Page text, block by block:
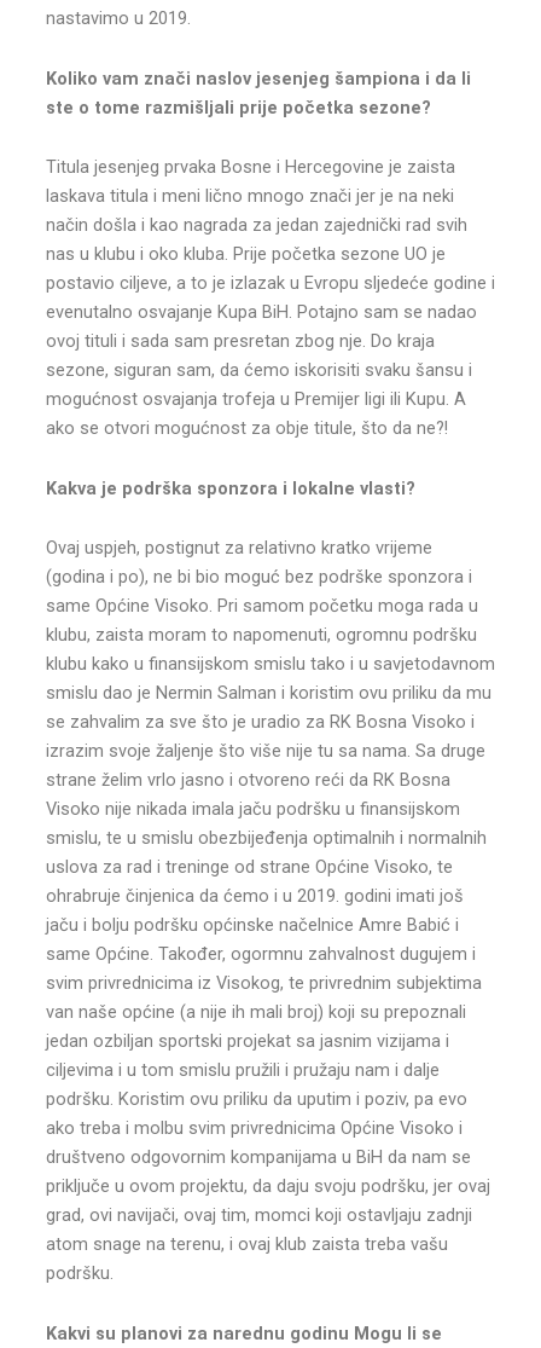
nastavimo u 2019.
Koliko vam znači naslov jesenjeg šampiona i da li
ste o tome razmišljali prije početka sezone?
Titula jesenjeg prvaka Bosne i Hercegovine je zaista
laskava titula i meni lično mnogo znači jer je na neki
način došla i kao nagrada za jedan zajednički rad svih
nas u klubu i oko kluba. Prije početka sezone UO je
postavio ciljeve, a to je izlazak u Evropu sljedeće godine i
evenutalno osvajanje Kupa BiH. Potajno sam se nadao
ovoj tituli i sada sam presretan zbog nje. Do kraja
sezone, siguran sam, da ćemo iskorisiti svaku šansu i
mogućnost osvajanja trofeja u Premijer ligi ili Kupu. A
ako se otvori mogućnost za obje titule, što da ne?!
Kakva je podrška sponzora i lokalne vlasti?
Ovaj uspjeh, postignut za relativno kratko vrijeme
(godina i po), ne bi bio moguć bez podrške sponzora i
same Općine Visoko. Pri samom početku moga rada u
klubu, zaista moram to napomenuti, ogromnu podršku
klubu kako u finansijskom smislu tako i u savjetodavnom
smislu dao je Nermin Salman i koristim ovu priliku da mu
se zahvalim za sve što je uradio za RK Bosna Visoko i
izrazim svoje žaljenje što više nije tu sa nama. Sa druge
strane želim vrlo jasno i otvoreno reći da RK Bosna
Visoko nije nikada imala jaču podršku u finansijskom
smislu, te u smislu obezbijeđenja optimalnih i normalnih
uslova za rad i treninge od strane Općine Visoko, te
ohrabruje činjenica da ćemo i u 2019. godini imati još
jaču i bolju podršku općinske načelnice Amre Babić i
same Općine. Također, ogormnu zahvalnost dugujem i
svim privrednicima iz Visokog, te privrednim subjektima
van naše općine (a nije ih mali broj) koji su prepoznali
jedan ozbiljan sportski projekat sa jasnim vizijama i
ciljevima i u tom smislu pružili i pružaju nam i dalje
podršku. Koristim ovu priliku da uputim i poziv, pa evo
ako treba i molbu svim privrednicima Općine Visoko i
društveno odgovornim kompanijama u BiH da nam se
priključe u ovom projektu, da daju svoju podršku, jer ovaj
grad, ovi navijači, ovaj tim, momci koji ostavljaju zadnji
atom snage na terenu, i ovaj klub zaista treba vašu
podršku.
Kakvi su planovi za narednu godinu Mogu li se